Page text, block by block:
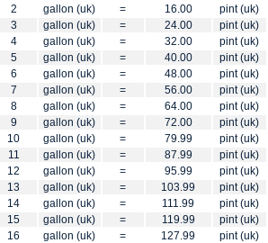
2
gallon (uk) = 16.00
pint (uk)
3
gallon (uk) = 24.00
pint (uk)
4
gallon (uk) = 32.00
pint (uk)
5
gallon (uk) = 40.00
pint (uk)
6
gallon (uk) = 48.00
pint (uk)
7
gallon (uk) = 56.00
pint (uk)
8
gallon (uk) = 64.00
pint (uk)
9
gallon (uk) = 72.00
pint (uk)
10
gallon (uk) = 79.99
pint (uk)
11
gallon (uk) = 87.99
pint (uk)
12
gallon (uk) = 95.99
pint (uk)
13
gallon (uk) = 103.99
pint (uk)
14
gallon (uk) = 111.99
pint (uk)
15
gallon (uk) = 119.99
pint (uk)
16
gallon (uk) = 127.99
pint (uk)